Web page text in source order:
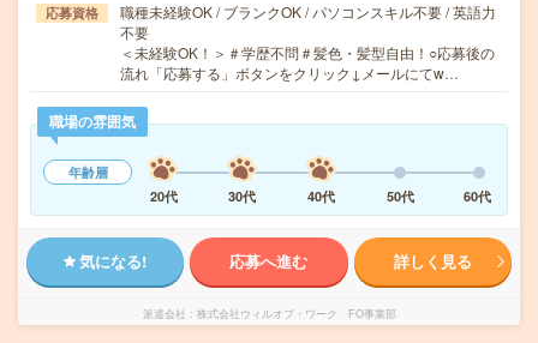
応募資格
職種未経験OK / ブランクOK / パソコンスキル不要 / 英語力
不要
＜未経験OK！＞＃学歴不問＃髪色・髪型自由！○応募後の
流れ「応募する」ボタンをクリック↓メールにてw…
職場の雰囲気
年齢層
20代
30代 40代 50代 60代
気になる! 応募へ進む 詳しく見る
派遣会社 株式会社ウィルオブ・ワーク FO事業部